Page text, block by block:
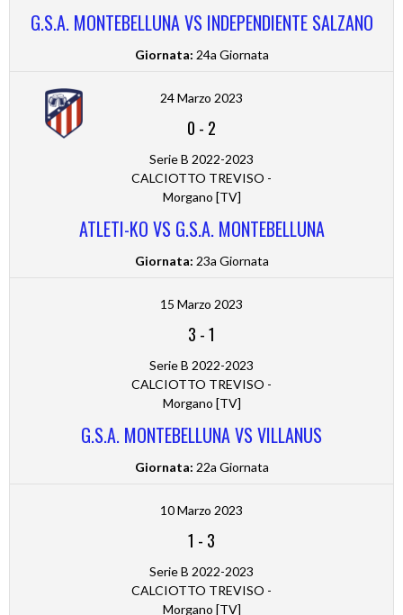
G.S.A. MONTEBELLUNA VS INDEPENDIENTE SALZANO
Giornata: 24a Giornata
24 Marzo 2023
0 - 2
Serie B 2022-2023
CALCIOTTO TREVISO -
Morgano [TV]
ATLETI-KO VS G.S.A. MONTEBELLUNA
Giornata: 23a Giornata
15 Marzo 2023
3 -1
Serie B 2022-2023
CALCIOTTO TREVISO -
Morgano [TV]
G.S.A. MONTEBELLUNA VS VILLANUS
Giornata: 22a Giornata
10 Marzo 2023
1 - 3
Serie B 2022-2023
CALCIOTTO TREVISO -
Morgano [TV]